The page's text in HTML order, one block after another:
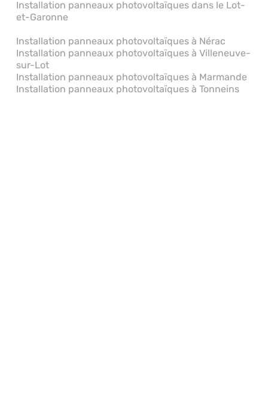
Installation panneaux photovoltaïques dans le Lot-
et-Garonne
Installation panneaux photovoltaïques à Nérac
Installation panneaux photovoltaïques à Villeneuve-
sur-Lot
Installation panneaux photovoltaïques à Marmande
Installation panneaux photovoltaïques à Tonneins